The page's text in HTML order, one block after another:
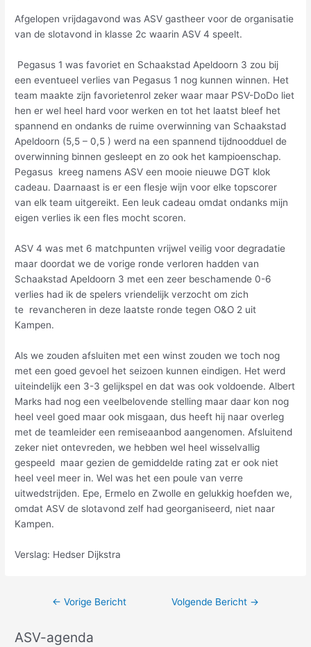
Afgelopen vrijdagavond was ASV gastheer voor de organisatie
van de slotavond in klasse 2c waarin ASV 4 speelt.
Pegasus 1 was favoriet en Schaakstad Apeldoorn 3 zou bij
een eventueel verlies van Pegasus 1 nog kunnen winnen. Het
team maakte zijn favorietenrol zeker waar maar PSV-DoDo liet
hen er wel heel hard voor werken en tot het laatst bleef het
spannend en ondanks de ruime overwinning van Schaakstad
Apeldoorn (5,5 – 0,5 ) werd na een spannend tijdnoodduel de
overwinning binnen gesleept en zo ook het kampioenschap.
Pegasus kreeg namens ASV een mooie nieuwe DGT klok
cadeau. Daarnaast is er een flesje wijn voor elke topscorer
van elk team uitgereikt. Een leuk cadeau omdat ondanks mijn
eigen verlies ik een fles mocht scoren.
ASV 4 was met 6 matchpunten vrijwel veilig voor degradatie
maar doordat we de vorige ronde verloren hadden van
Schaakstad Apeldoorn 3 met een zeer beschamende 0-6
verlies had ik de spelers vriendelijk verzocht om zich
te revancheren in deze laatste ronde tegen O&O 2 uit
Kampen.
Als we zouden afsluiten met een winst zouden we toch nog
met een goed gevoel het seizoen kunnen eindigen. Het werd
uiteindelijk een 3-3 gelijkspel en dat was ook voldoende. Albert
Marks had nog een veelbelovende stelling maar daar kon nog
heel veel goed maar ook misgaan, dus heeft hij naar overleg
met de teamleider een remiseaanbod aangenomen. Afsluitend
zeker niet ontevreden, we hebben wel heel wisselvallig
gespeeld maar gezien de gemiddelde rating zat er ook niet
heel veel meer in. Wel was het een poule van verre
uitwedstrijden. Epe, Ermelo en Zwolle en gelukkig hoefden we,
omdat ASV de slotavond zelf had georganiseerd, niet naar
Kampen.
Verslag: Hedser Dijkstra
← Vorige Bericht Volgende Bericht →
ASV-agenda
A